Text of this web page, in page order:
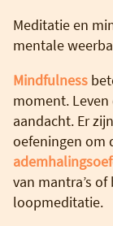
Meditatie en
mentale
Mindfulness
moment. Leven
aandacht. Er
oefeningen om
van mantra’s
loopmeditatie.